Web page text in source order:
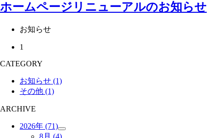
ホームページリニューアルのお知らせ
お知らせ
1
CATEGORY
お知らせ (1)
その他 (1)
ARCHIVE
2026年 (71)